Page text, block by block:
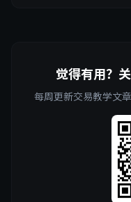
觉得有用？
每周更新交易教学文